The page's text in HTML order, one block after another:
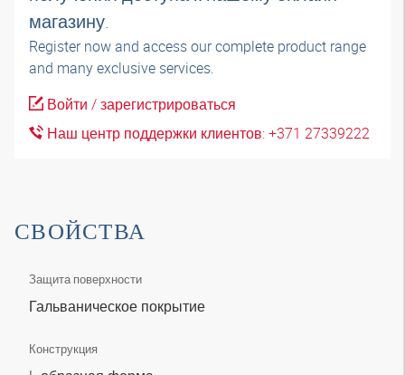
магазину.
Register now and access our complete product range
and many exclusive services.
Войти / зарегистрироваться
Наш центр поддержки клиентов: +371 27339222
СВОЙСТВА
Защита поверхности
Гальваническое покрытие
Конструкция